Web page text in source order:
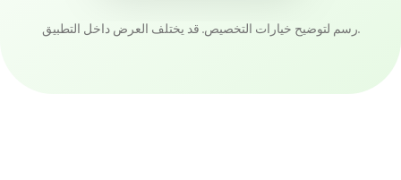
رسم لتوضيح خيارات التخصيص. قد يختلف العرض داخل التطبيق.